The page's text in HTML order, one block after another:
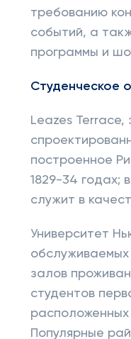
требованию
событий, а
программы и
Студенческое
Leazes Terrace,
построенное
1829-34 годах;
служит в
Университет
залов
студентов
расположенных
Популярные